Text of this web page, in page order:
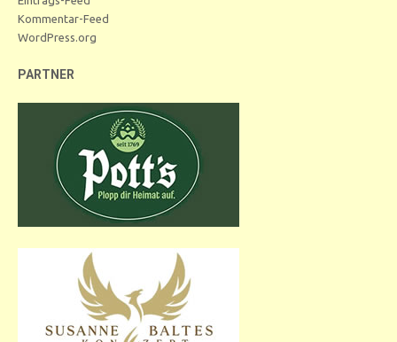
Kommentar-Feed
WordPress.org
PARTNER